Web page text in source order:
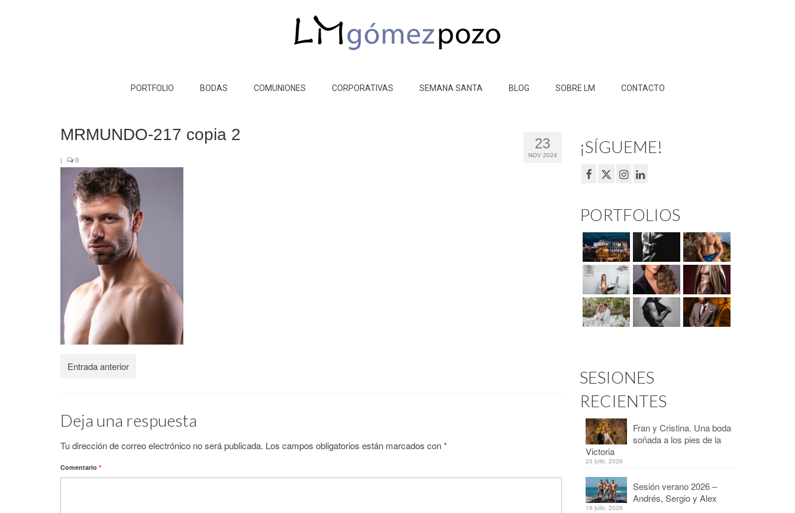
PORTFOLIO BODAS COMUNIONES CORPORATIVAS SEMANA SANTA BLOG SOBRE LM CONTACTO
23
NOV 2024
MRMUNDO-217 copia 2
| 0
Entrada anterior
Deja una respuesta
Tu dirección de correo electrónico no será publicada. Los campos obligatorios están marcados con*
Comentario *
¡SÍGUEME!
PORTFOLIOS
SESIONES
RECIENTES
Fran y Cristina. Una boda
soñada a los pies de la
Victoria
23 julio, 2026
Sesión verano 2026 –
Andrés, Sergio y Alex
19 julio, 2026